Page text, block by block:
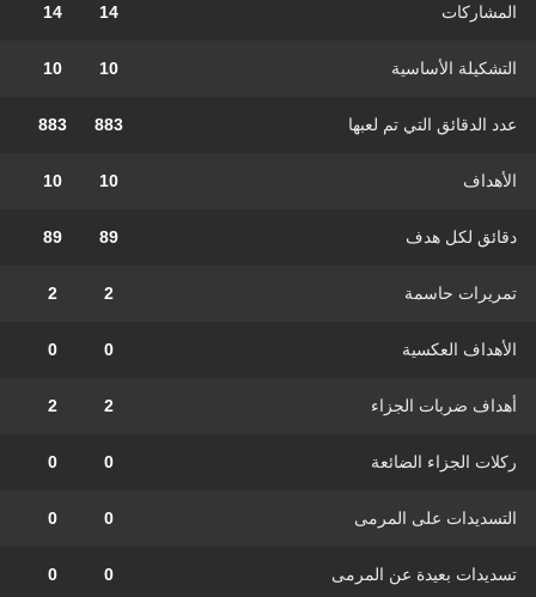
المشاركات 14
14
التشكيلة الأساسية 10
10
عدد الدقائق التي تم لعبها 883
883
الأهداف 10
10
دقائق لكل هدف 89
89
تمريرات حاسمة 2
2
الأهداف العكسية 0
0
أهداف ضربات الجزاء 2
2
ركلات الجزاء الضائعة 0
0
التسديدات على المرمى 0
0
تسديدات بعيدة عن المرمى 0
0